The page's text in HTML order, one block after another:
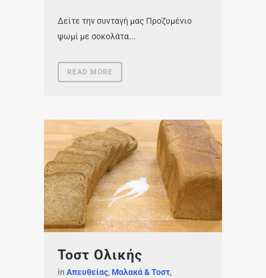
Δείτε την συνταγή μας Προζυμένιο
ψωμί με σοκολάτα...
READ MORE
Τοστ Ολικής
in Απευθείας, Μαλακά & Τοστ,